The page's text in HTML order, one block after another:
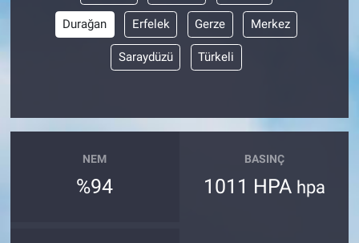
Durağan Erfelek Gerze Merkez
Saraydüzü Türkeli
NEM
%94
BASINÇ
1011 HPA hpa